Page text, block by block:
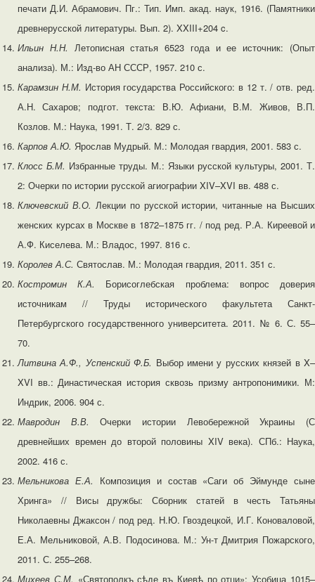
печати Д.И. Абрамович. Пг.: Тип. Имп. акад. наук, 1916. (Памятники
древнерусской литературы. Вып. 2). XXIII+204 c.
Ильин Н.Н. Летописная статья 6523 года и ее источник: (Опыт
анализа). М.: Изд-во АН СССР, 1957. 210 с.
Карамзин Н.М. История государства Российского: в 12 т. / отв. ред.
А.Н. Сахаров; подгот. текста: В.Ю. Афиани, В.М. Живов, В.П.
Козлов. М.: Наука, 1991. Т. 2/3. 829 с.
Карпов А.Ю. Ярослав Мудрый. М.: Молодая гвардия, 2001. 583 с.
Клосс Б.М. Избранные труды. М.: Языки русской культуры, 2001. Т.
2: Очерки по истории русской агиографии XIV–XVI вв. 488 с.
Ключевский В.О. Лекции по русской истории, читанные на Высших
женских курсах в Москве в 1872–1875 гг. / под ред. Р.А. Киреевой и
А.Ф. Киселева. М.: Владос, 1997. 816 с.
Королев А.С. Святослав. М.: Молодая гвардия, 2011. 351 с.
Костромин К.А. Борисоглебская проблема: вопрос доверия
источникам // Труды исторического факультета Санкт-
Петербургского государственного университета. 2011. № 6. С. 55–
70.
Литвина А.Ф., Успенский Ф.Б. Выбор имени у русских князей в X–
XVI вв.: Династическая история сквозь призму антропонимики. М:
Индрик, 2006. 904 с.
Мавродин В.В.Очерки истории Левобережной Украины (С
древнейших времен до второй половины XIV века). СПб.: Наука,
2002. 416 с.
Мельникова Е.А. Композиция и состав «Саги об Эймунде сыне
Хринга» // Висы дружбы: Сборник статей в честь Татьяны
Николаевны Джаксон / под ред. Н.Ю. Гвоздецкой, И.Г. Коноваловой,
Е.А. Мельниковой, А.В. Подосинова. М.: Ун-т Дмитрия Пожарского,
2011. С. 255–268.
Михеев С.М. «Святополкъ сѣде въ Киевѣ по отци»: Усобица 1015–